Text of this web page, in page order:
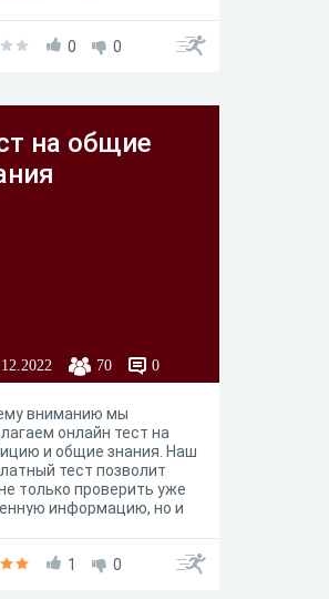
Wir bieten Ihnen an,
0 0
на общие
70 0
вниманию мы
онлайн тест на
и общие знания. Наш
тест позволит
только проверить уже
информацию, но и
1 0